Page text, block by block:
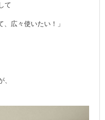
て
、広々使いたい！」